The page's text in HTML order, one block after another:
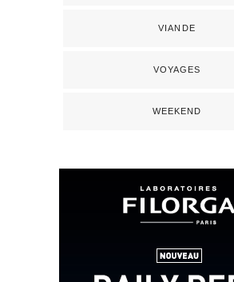
VIANDE
VOYAGES
WEEKEND